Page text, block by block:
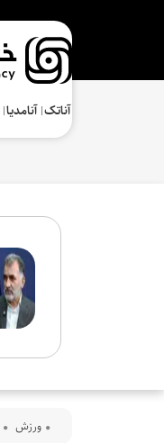
آناتک آنامدیا
ورزش